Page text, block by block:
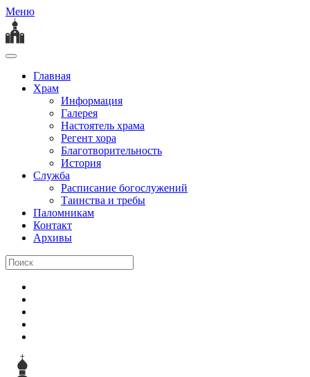
Меню
Главная
Храм
Информация
Галерея
Настоятель храма
Регент хора
Благотворительность
История
Служба
Расписание богослужений
Таинства и требы
Паломникам
Контакт
Архивы